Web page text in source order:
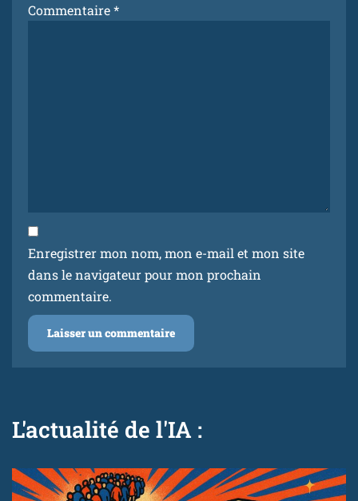
Commentaire*
Enregistrer mon nom, mon e-mail et mon site
dans le navigateur pour mon prochain
commentaire.
L'actualité de l'IA :